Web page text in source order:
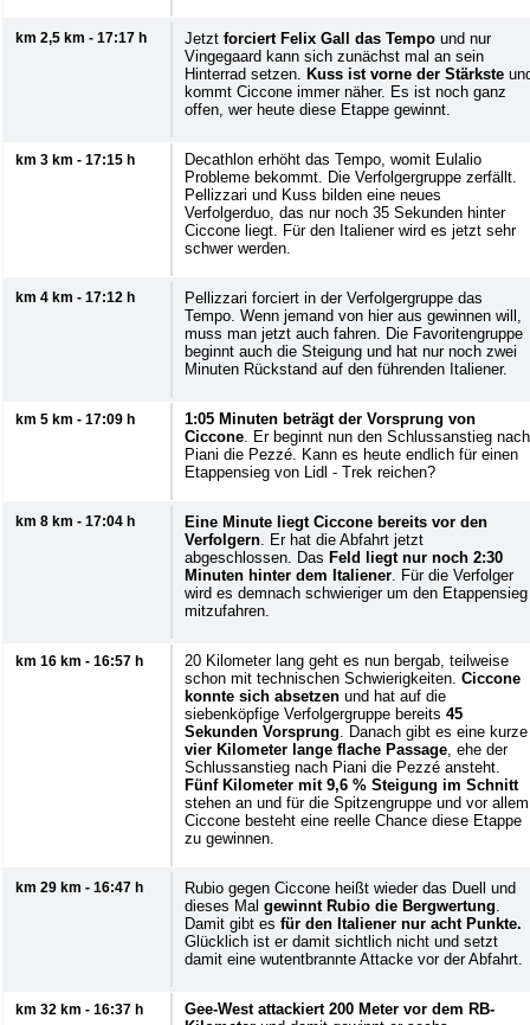
km 2,5 km - 17:17 h Jetzt forciert Felix Gall das Tempo und nur
Vingegaard kann sich zunächst mal an sein
Hinterrad setzen. Kuss ist vorne der Stärkste
kommt Ciccone immer näher. Es ist noch ganz
offen, wer heute diese Etappe gewinnt.
km 3 km - 17:15 h
Decathlon erhöht das Tempo, womit Eulalio
Probleme bekommt. Die Verfolgergruppe zerfällt.
Pellizzari und Kuss bilden eine neues
Verfolgerduo, das nur noch 35 Sekunden hinter
Ciccone liegt. Für den Italiener wird es jetzt sehr
schwer werden.
km 4 km - 17:12 h
Pellizzari forciert in der Verfolgergruppe das
Tempo. Wenn jemand von hier aus gewinnen will,
muss man jetzt auch fahren. Die Favoritengruppe
beginnt auch die Steigung und hat nur noch zwei
Minuten Rückstand auf den führenden Italiener.
km 5 km - 17:09 h
1:05 Minuten beträgt der Vorsprung von
Ciccone. Er beginnt nun den Schlussanstieg nach
Piani die Pezzé. Kann es heute endlich für einen
Etappensieg von Lidl - Trek reichen?
km 8 km - 17:04 h
Eine Minute liegt Ciccone bereits vor den
Verfolgern. Er hat die Abfahrt jetzt
abgeschlossen. Das Feld liegt nur noch 2:30
Minuten hinter dem Italiener. Für die Verfolger
wird es demnach schwieriger um den Etappensieg
mitzufahren.
km 16 km - 16:57 h
20 Kilometer lang geht es nun bergab, teilweise
schon mit technischen Schwierigkeiten. Ciccone
konnte sich absetzen und hat auf die
siebenköpfige Verfolgergruppe bereits 45
Sekunden Vorsprung. Danach gibt es eine kurze
vier Kilometer lange flache Passage, ehe der
Schlussanstieg nach Piani die Pezzé ansteht.
Fünf Kilometer mit 9,6 % Steigung im Schnitt
stehen an und für die Spitzengruppe und vor allem
Ciccone besteht eine reelle Chance diese Etappe
zu gewinnen.
km 29 km - 16:47 h
Rubio gegen Ciccone heißt wieder das Duell und
dieses Mal gewinnt Rubio die Bergwertung.
Damit gibt es für den Italiener nur acht Punkte.
Glücklich ist er damit sichtlich nicht und setzt
damit eine wutentbrannte Attacke vor der Abfahrt.
km 32 km - 16:37 h
Gee-West attackiert 200 Meter vor dem RB-